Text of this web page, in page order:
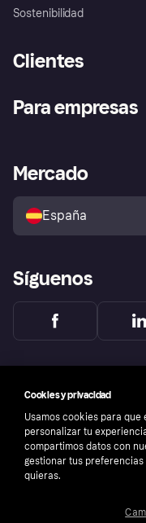
Sostenibilidad
Clientes
Inicio de sesión
Directorio de tiendas
Política de protección al
comprador de Klarna
Reclamaciones
Para empresas
Acceso empresas
Mercado
España
Síguenos
Cookies y privacidad
Usamos cookies para
personalizar tu
compartimos datos con
gestionar tus
quieras.